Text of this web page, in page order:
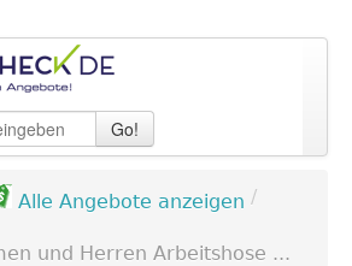
Go!
Alle Angebote anzeigen /
und Herren Arbeitshose ...